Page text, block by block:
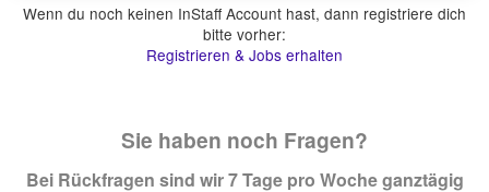
Wenn du noch keinen InStaff Account hast, dann registriere dich
bitte vorher:
Registrieren & Jobs erhalten
Sie haben noch Fragen?
Bei Rückfragen sind wir 7 Tage pro Woche ganztägig